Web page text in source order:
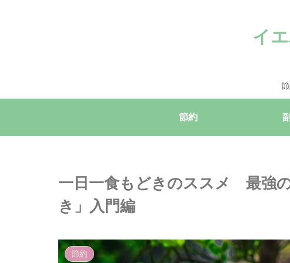
イ
節約
一日一食もどきのススメ 最強
き」入門編
節約